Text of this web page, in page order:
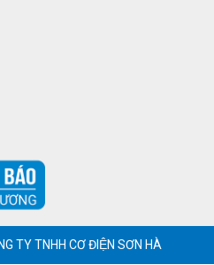
TY TNHH CƠ ĐIỆN SƠN HÀ